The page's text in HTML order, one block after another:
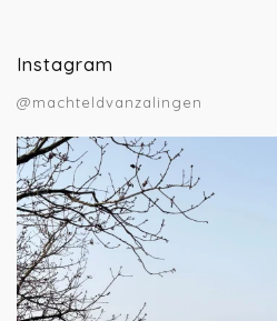
Instagram
@machteldvanzalingen